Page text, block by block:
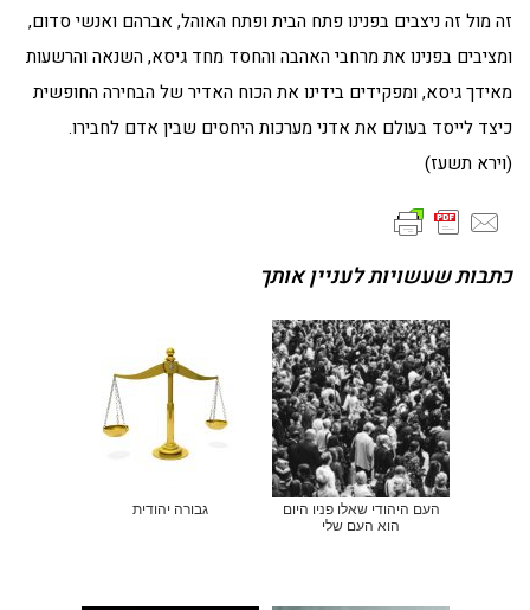
זה מול זה ניצבים בפנינו פתח הבית ופתח האוהל, אברהם ואנשי סדום,
ומציבים בפנינו את מרחבי האהבה והחסד מחד גיסא, השנאה והרשעות
מאידך גיסא, ומפקידים בידינו את הכוח האדיר של הבחירה החופשית
כיצד לייסד בעולם את אדני מערכות היחסים שבין אדם לחבירו.
(וירא תשעז)
כתבות שעשויות לעניין אותך
העם היהודי שאלו פניו היום
הוא העם שלי
גבורה יהודית